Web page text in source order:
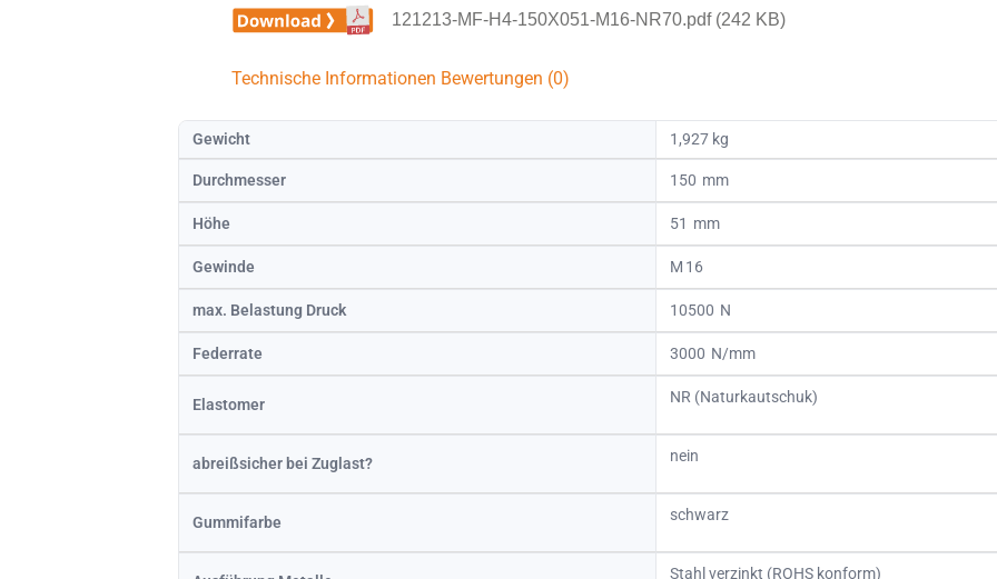
121213-MF-H4-150X051-M16-NR70.pdf (242 KB)
Technische Informationen Bewertungen (0)
Gewicht 1,927 kg
Durchmesser 150
Höhe 51
Gewinde 16
max. Belastung Druck 10500
Federrate 3000
Elastomer NR (Naturkautschuk)
abreißsicher bei Zuglast? nein
Gummifarbe schwarz
Stahl verzinkt (ROHS konform)